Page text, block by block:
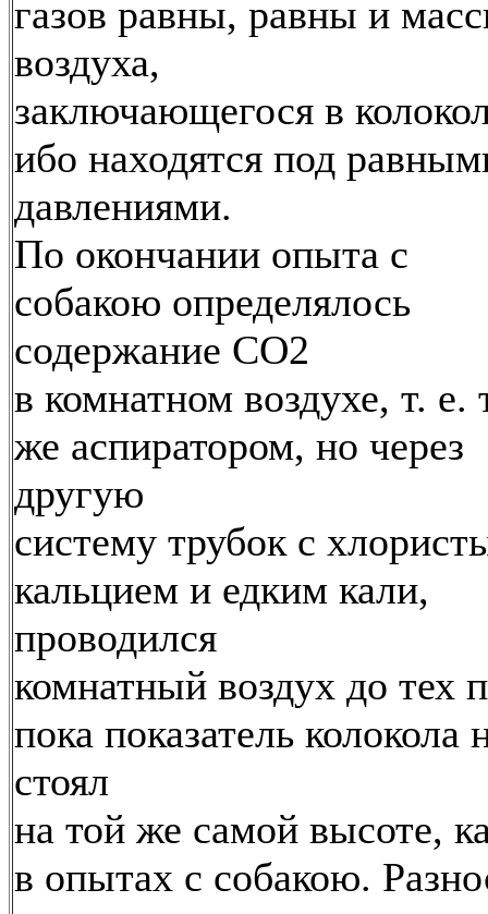
газов равны, равны и
воздуха,
заключающегося в
ибо находятся под
давлениями.
По окончании опыта с
собакою определялось
содержание СО2
в комнатном воздухе, т. е.
же аспиратором, но через
другую
систему трубок с
кальцием и едким кали,
проводился
комнатный воздух до тех
пока показатель колокола
стоял
на той же самой высоте,
в опытах с собакою.